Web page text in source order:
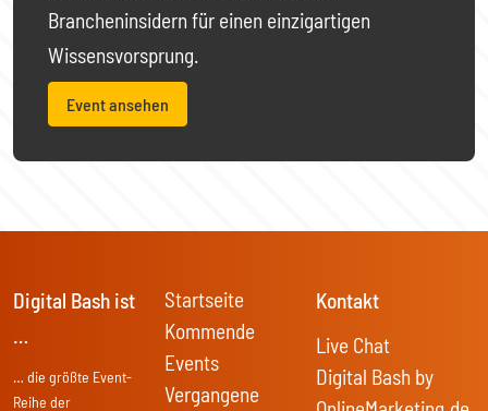
Brancheninsidern für einen einzigartigen
Wissensvorsprung.
Event ansehen
Digital Bash ist
…
… die größte Event-
Reihe der
Startseite
Kommende
Events
Vergangene
Kontakt
Live Chat
Digital Bash by